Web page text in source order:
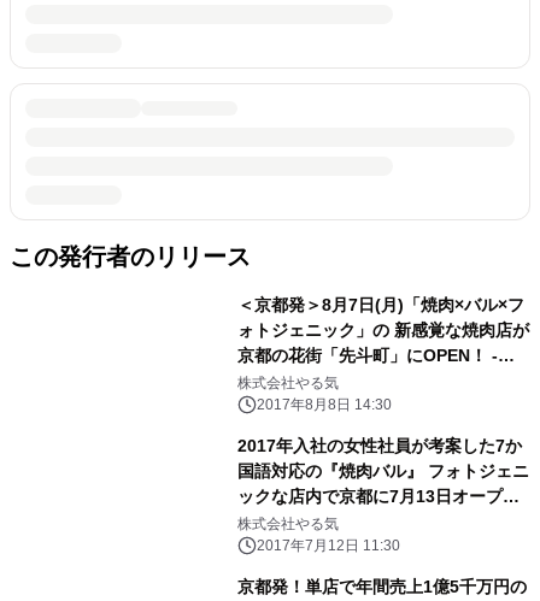
この発行者のリリース
＜京都発＞8月7日(月)「焼肉×バル×フ
ォトジェニック」の 新感覚な焼肉店が
京都の花街「先斗町」にOPEN！ -
OPENフェア期間中、女性限定でワイ
ン・スパークリングが 何杯飲んでも無
株式会社やる気
2017年8月8日 14:30
2017年入社の女性社員が考案した7か
国語対応の『焼肉バル』 フォトジェニ
ックな店内で京都に7月13日オープ
ン！
株式会社やる気
2017年7月12日 11:30
京都発！単店で年間売上1億5千万円の